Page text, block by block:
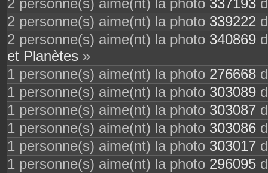
2 personne(s) aime(nt) la photo 337193
2 personne(s) aime(nt) la photo 339222
2 personne(s) aime(nt) la photo 340869
et Planètes »
1 personne(s) aime(nt) la photo 276668
1 personne(s) aime(nt) la photo 303089
1 personne(s) aime(nt) la photo 303087
1 personne(s) aime(nt) la photo 303086
1 personne(s) aime(nt) la photo 303017
1 personne(s) aime(nt) la photo 296095